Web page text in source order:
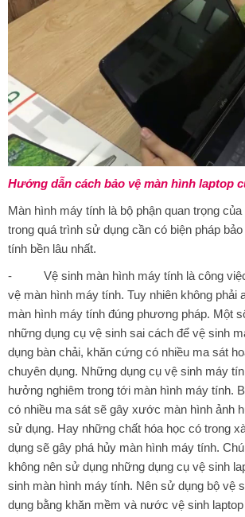
Hướng dẫn cách bảo vệ màn hình laptop
Màn hình máy tính là bộ phận quan trọng
trong quá trình sử dụng cần có biện pháp
tính bền lâu nhất.
- Vệ sinh màn hình máy tính là công
vệ màn hình máy tính. Tuy nhiên không phải
màn hình máy tính đúng phương pháp. Một
những dụng cụ vệ sinh sai cách để vệ sinh
dụng bàn chải, khăn cứng có nhiều ma sát
chuyên dụng. Những dụng cụ vệ sinh máy
hưởng nghiêm trong tới màn hình máy tính.
có nhiều ma sát sẽ gây xước màn hình ảnh
sử dụng. Hay những chất hóa học có trong
dụng sẽ gây phá hủy màn hình máy tính.
không nên sử dụng những dụng cụ vệ sinh
sinh màn hình máy tính. Nên sử dụng bộ vệ
dụng bằng khăn mềm và nước vệ sinh